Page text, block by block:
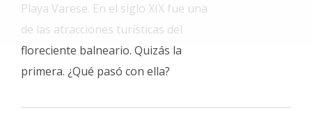
Clasificados
Fúnebres
Playa Varese. En el siglo XIX fue una
de las atracciones turísticas del
floreciente balneario. Quizás la
primera. ¿Qué pasó con ella?